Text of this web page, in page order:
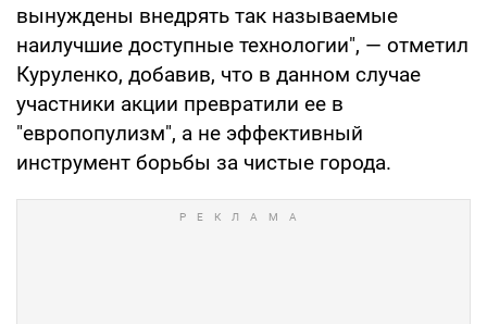
вынуждены внедрять так называемые
наилучшие доступные технологии", — отметил
Куруленко, добавив, что в данном случае
участники акции превратили ее в
"европопулизм", а не эффективный
инструмент борьбы за чистые города.